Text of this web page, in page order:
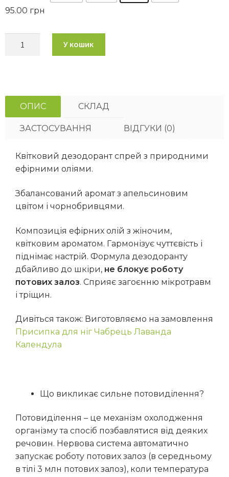
95.00 грн
У кошик
ОПИС СКЛАД
ЗАСТОСУВАННЯ ВІДГУКИ (0)
Квітковий дезодорант спрей з природними
ефірними оліями.
Збалансований аромат з апельсиновим
цвітом і чорнобривцями.
Композиція ефірних олій з жіночим,
квітковим ароматом. Гармонізує чуттєвість і
піднімає настрій. Формула дезодоранту
дбайливо до шкіри, не блокує роботу
потових залоз. Сприяє загоєнню мікротравм
і тріщин.
Дивіться також: Виготовляємо на замовлення
Присипка для ніг Чабрець Лаванда
Календула
Що викликає сильне потовиділення?
Потовиділення – це механізм охолодження
організму та спосіб позбавлятися від деяких
речовин. Нервова система автоматично
запускає роботу потових залоз (в середньому
в тілі 3 млн потових залоз), коли температура